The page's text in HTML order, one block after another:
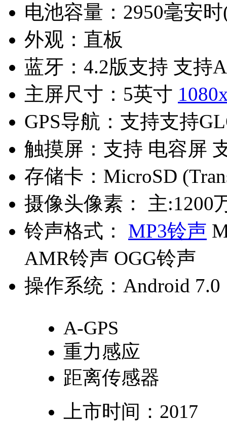
电池容量： 2950毫安
外观： 直板
蓝牙： 4.2版支持 支持
主屏尺寸： 5英寸
GPS导航： 支持支持
触摸屏： 支持 电容屏
存储卡： MicroSD
摄像头像素：
主:1200
铃声格式：
MP3铃声
AMR铃声 OGG铃声
操作系统： Android 7.0
A-GPS
重力感应
距离传感器
上市时间： 2017